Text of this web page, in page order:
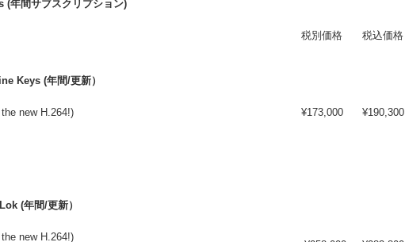
年間サブスクリプション)
税別価格 税込価格
Keys (年間/更新）
new H.264!)
¥173,000 ¥190,300
(年間/更新）
new H.264!)